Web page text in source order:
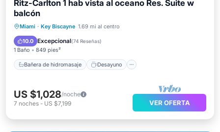
Ritz-Carlton 1 hab vista al oceano Res. Suite w
balcón
Miami · Key Biscayne 1.69 mi al centro
10.0 Excepcional(74 Reseñas)
1 Baño 849 pies²
Bañera de hidromasaje Desayuno
Bañera de hidromasaje
Aparcamiento
US $1,028/noche
7 noches - US $7,199 VER OFERTA